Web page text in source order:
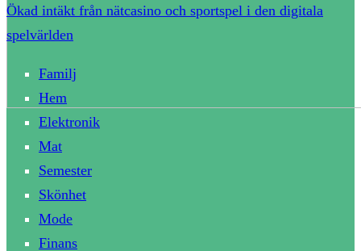
Ökad intäkt från nätcasino och sportspel i den digitala
spelvärlden
Familj
Hem
Elektronik
Mat
Semester
Skönhet
Mode
Finans